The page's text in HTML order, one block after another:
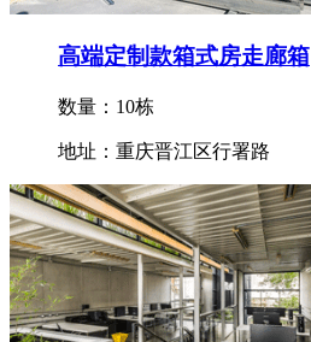
高端定制款箱式房走廊箱
数量：10栋
地址：重庆晋江区行署路